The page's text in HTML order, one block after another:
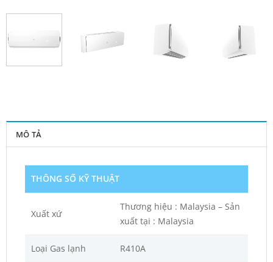
MÔ TẢ
THÔNG SỐ KỸ THUẬT
Xuất xứ
Thương hiệu : Malaysia – Sản
xuất tại : Malaysia
Loại Gas lạnh R410A